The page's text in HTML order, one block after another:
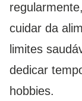
cuidar da
limites
dedicar
hobbies.